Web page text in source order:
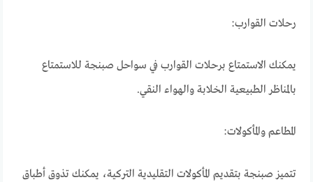
رحلات القوارب:
يمكنك الاستمتاع برحلات القوارب في سواحل صبنجة للاستمتاع
بالمناظر الطبيعية الخلابة والهواء النقي.
المطاعم والمأكولات:
تتميز صبنجة بتقديم المأكولات التقليدية التركية، يمكنك تذوق أطباق